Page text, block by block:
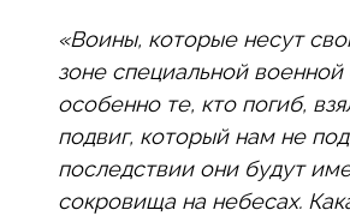
«Воины, которые несут
зоне специальной военной
особенно те, кто погиб,
подвиг, который нам не
последствии они будут
сокровища на небесах.